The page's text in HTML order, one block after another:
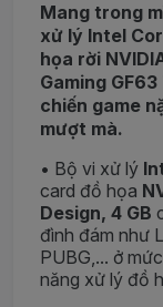
Mang trong
xử lý Intel
họa rời
Gaming
chiến game
mượt mà.
• Bộ vi xử lý
card đồ họa
Design, 4 GB
đình đám như
PUBG,... ở
năng xử lý đồ